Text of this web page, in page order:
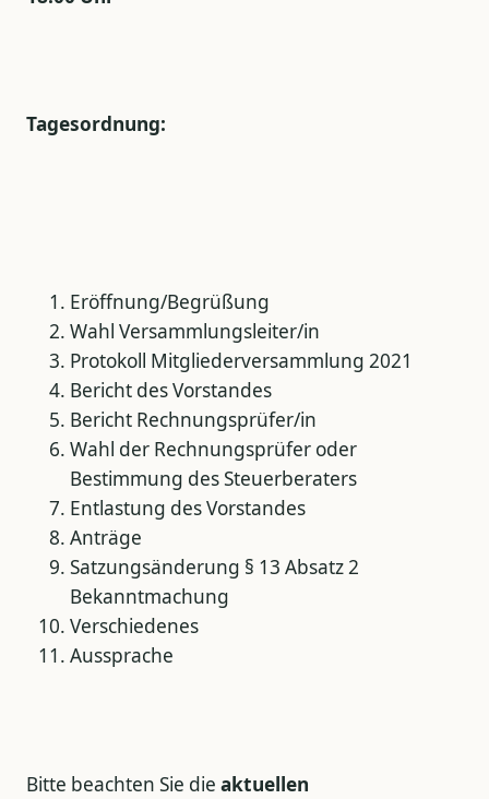
Tagesordnung:
Eröffnung/Begrüßung
Wahl Versammlungsleiter/in
Protokoll Mitgliederversammlung 2021
Bericht des Vorstandes
Bericht Rechnungsprüfer/in
Wahl der Rechnungsprüfer oder
Bestimmung des Steuerberaters
Entlastung des Vorstandes
Anträge
Satzungsänderung § 13 Absatz 2
Bekanntmachung
Verschiedenes
Aussprache
Bitte beachten Sie die aktuellen